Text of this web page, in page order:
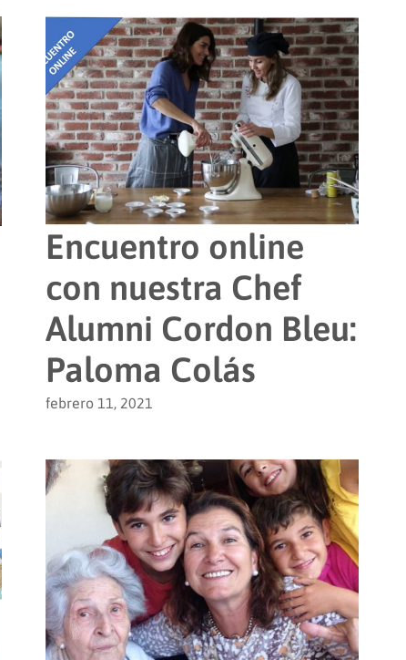
Encuentro online
con nuestra Chef
Alumni Cordon Bleu:
Paloma Colás
febrero 11, 2021